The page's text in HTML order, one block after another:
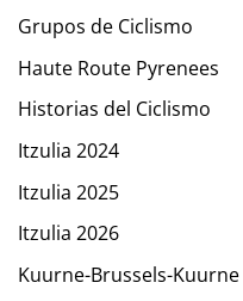
Grupos de Ciclismo
Haute Route Pyrenees
Historias del Ciclismo
Itzulia 2024
Itzulia 2025
Itzulia 2026
Kuurne-Brussels-Kuurne